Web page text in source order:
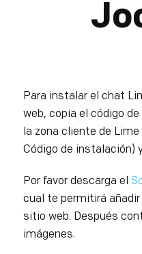
Para instalar el chat
web, copia el código
la zona cliente de
Código de instalación)
Por favor descarga el
cual te permitirá añadir
sitio web. Después
imágenes.